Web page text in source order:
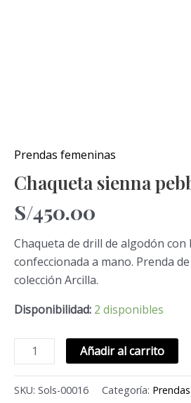
Prendas femeninas
Chaqueta sienna
S/450.00
Chaqueta de drill de algodón con
confeccionada a mano. Prenda
colección Arcilla.
Disponibilidad: 2 disponibles
Añadir al carrito
SKU: Sols-00016 Categoría: